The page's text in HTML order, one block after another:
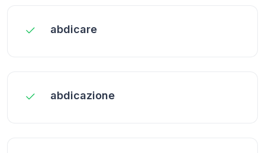
abdicare
abdicazione